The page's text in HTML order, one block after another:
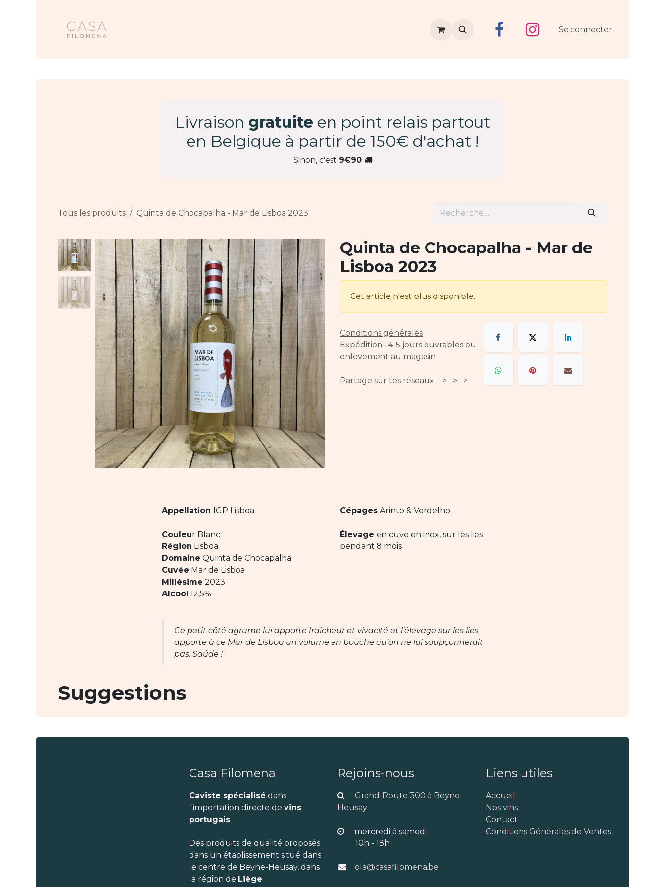
Se connecter
Livraison gratuite en point relais partout
en Belgique à partir de 150€ d'achat !
Sinon, c'est 9€90
Tous les produits Quinta de Chocapalha - Mar de Lisboa 2023
Quinta de Chocapalha - Mar de
Lisboa 2023
Cet article n'est plus disponible.
Conditions générales
Expédition : 4-5 jours ouvrables ou
enlèvement au magasin
Partage sur tes réseaux > > >
Appellation IGP Lisboa
Couleur Blanc
Région Lisboa
Domaine Quinta de Chocapalha
Cuvée Mar de Lisboa
Millésime 2023
Alcool 12,5%
Cépages Arinto & Verdelho
Élevage en cuve en inox, sur les lies
pendant 8 mois
Ce petit côté agrume lui apporte fraîcheur et vivacité et l'élevage sur les lies
apporte à ce Mar de Lisboa un volume en bouche qu'on ne lui soupçonnerait
pas. Saúde !
Suggestions
Liens utiles
Accueil
Nos vins
Contact
Conditions Générales de Ventes
Rejoins-nous
Grand-Route 300 à Beyne-
Heusay
mercredi à samedi
10h - 18h
ola@casafilomena.be
Casa Filomena
Caviste spécialisé dans
l'importation directe de vins
portugais.
Des produits de qualité proposés
dans un établissement situé dans
le centre de Beyne-Heusay, dans
la région de Liège.